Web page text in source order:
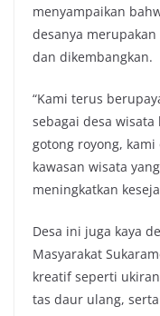
menyampaikan
desanya
dan dikembangkan.
“Kami terus
sebagai desa
gotong royong,
kawasan wisata
meningkatkan
Desa ini juga kaya
Masyarakat
kreatif seperti
tas daur ulang,